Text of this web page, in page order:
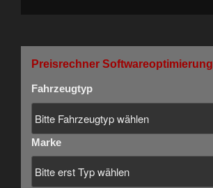
Preisrechner Softwareoptimierung
Fahrzeugtyp
Marke